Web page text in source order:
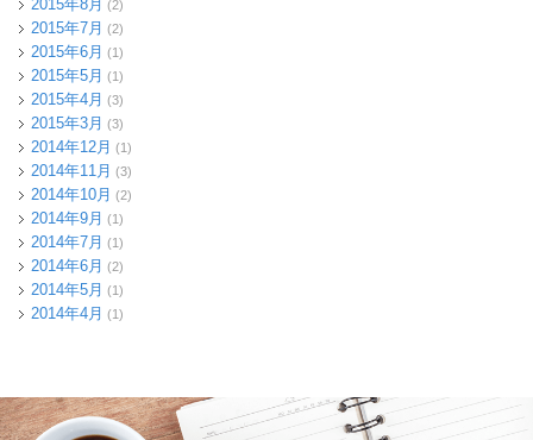
2015年8月 (2)
2015年7月 (2)
2015年6月 (1)
2015年5月 (1)
2015年4月 (3)
2015年3月 (3)
2014年12月 (1)
2014年11月 (3)
2014年10月 (2)
2014年9月 (1)
2014年7月 (1)
2014年6月 (2)
2014年5月 (1)
2014年4月 (1)